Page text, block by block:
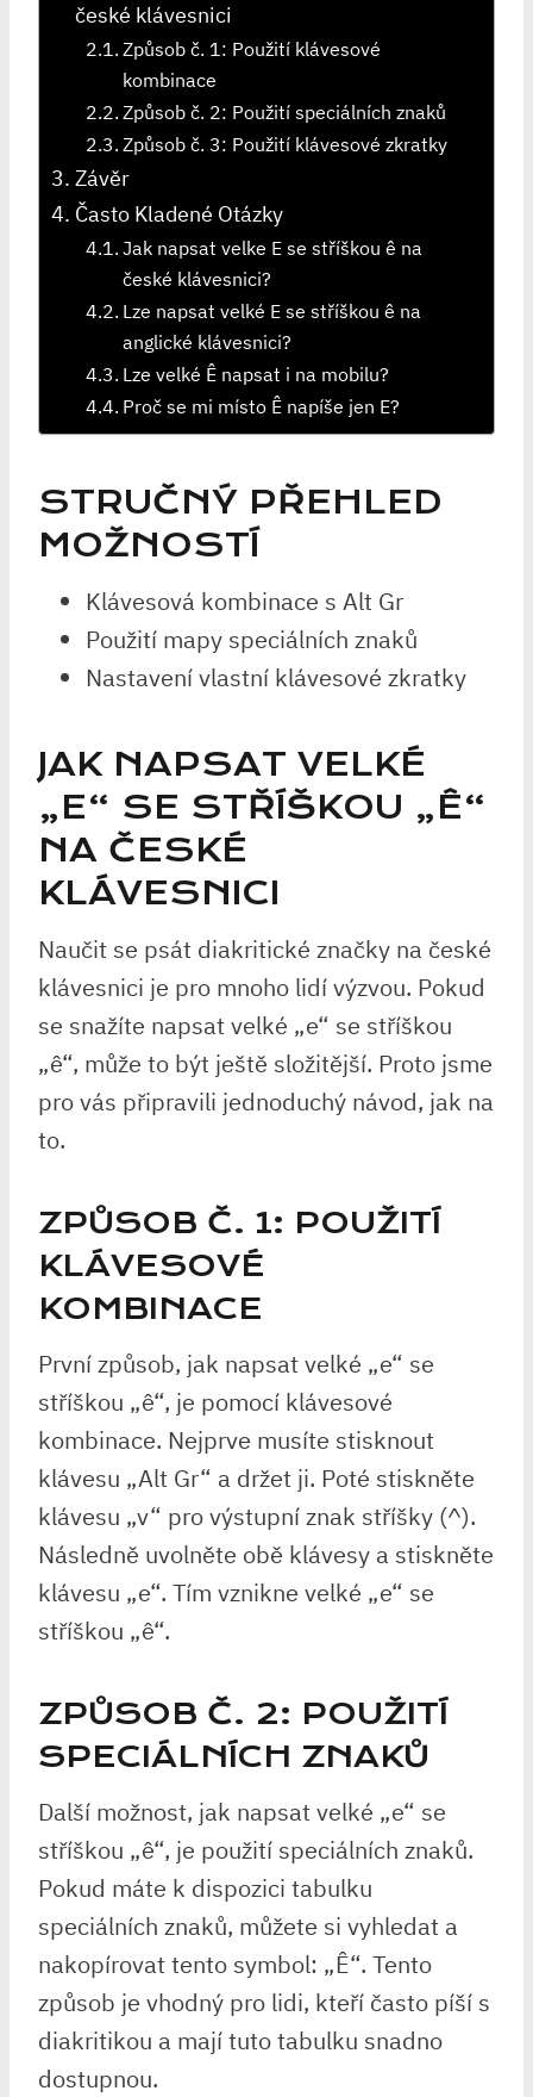
české klávesnici
Způsob č. 1: Použití klávesové
kombinace
Způsob č. 2: Použití speciálních znaků
Způsob č. 3: Použití klávesové zkratky
Závěr
Často Kladené Otázky
Jak napsat velke E se stříškou ê na
české klávesnici?
Lze napsat velké E se stříškou ê na
anglické klávesnici?
Lze velké Ê napsat i na mobilu?
Proč se mi místo Ê napíše jen E?
STRUČNÝ PŘEHLED
MOŽNOSTÍ
Klávesová kombinace s Alt Gr
Použití mapy speciálních znaků
Nastavení vlastní klávesové zkratky
JAK NAPSAT VELKÉ
„E“ SE STŘÍŠKOU „Ê“
NA ČESKÉ
KLÁVESNICI
Naučit se psát diakritické značky na české
klávesnici je pro mnoho lidí výzvou. Pokud
se snažíte napsat velké „e“ se stříškou
„ê“, může to být ještě složitější. Proto jsme
pro vás připravili jednoduchý návod, jak na
to.
ZPŮSOB Č. 1: POUŽITÍ
KLÁVESOVÉ
KOMBINACE
První způsob, jak napsat velké „e“ se
stříškou „ê“, je pomocí klávesové
kombinace. Nejprve musíte stisknout
klávesu „Alt Gr“ a držet ji. Poté stiskněte
klávesu „v“ pro výstupní znak stříšky (^).
Následně uvolněte obě klávesy a stiskněte
klávesu „e“. Tím vznikne velké „e“ se
stříškou „ê“.
ZPŮSOB Č. 2: POUŽITÍ
SPECIÁLNÍCH ZNAKŮ
Další možnost, jak napsat velké „e“ se
stříškou „ê“, je použití speciálních znaků.
Pokud máte k dispozici tabulku
speciálních znaků, můžete si vyhledat a
nakopírovat tento symbol: „Ê“. Tento
způsob je vhodný pro lidi, kteří často píší s
diakritikou a mají tuto tabulku snadno
dostupnou.